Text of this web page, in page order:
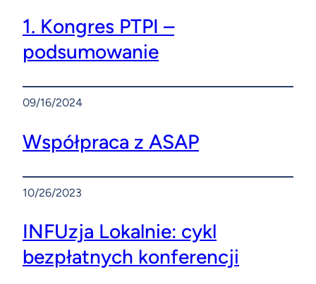
1. Kongres PTPI –
podsumowanie
09/16/2024
Współpraca z ASAP
10/26/2023
INFUzja Lokalnie: cykl
bezpłatnych konferencji